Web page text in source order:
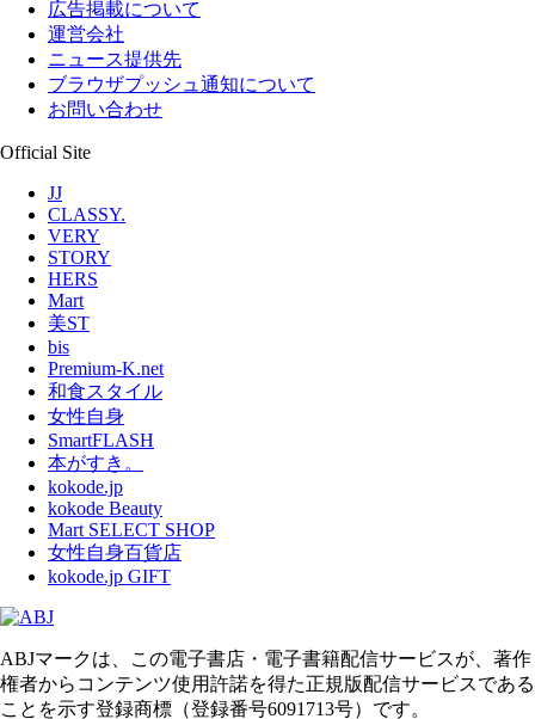
広告掲載について
運営会社
ニュース提供先
ブラウザプッシュ通知について
お問い合わせ
Official Site
JJ
CLASSY.
VERY
STORY
HERS
Mart
美ST
bis
Premium-K.net
和食スタイル
女性自身
SmartFLASH
本がすき。
kokode.jp
kokode Beauty
Mart SELECT SHOP
女性自身百貨店
kokode.jp GIFT
ABJマークは、この電子書店・電子書籍配信サービスが、著作
権者からコンテンツ使用許諾を得た正規版配信サービスである
ことを示す登録商標（登録番号6091713号）です。